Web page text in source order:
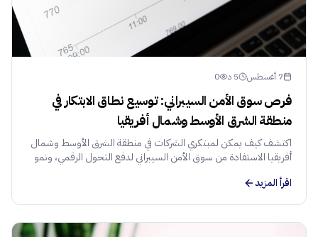
7 أغسطس 5 د 0
فرص سوق الأمن السيبراني: توسيع نطاق الابتكار في
منطقة الشرق الأوسط وشمال أفريقيا
اكتشف كيف يمكن لمبتكري الشركات في منطقة الشرق الأوسط وشمال
أفريقيا الاستفادة من سوق الأمن السيبراني لدفع التحول الرقمي، ونمو
اقرأ المزيد